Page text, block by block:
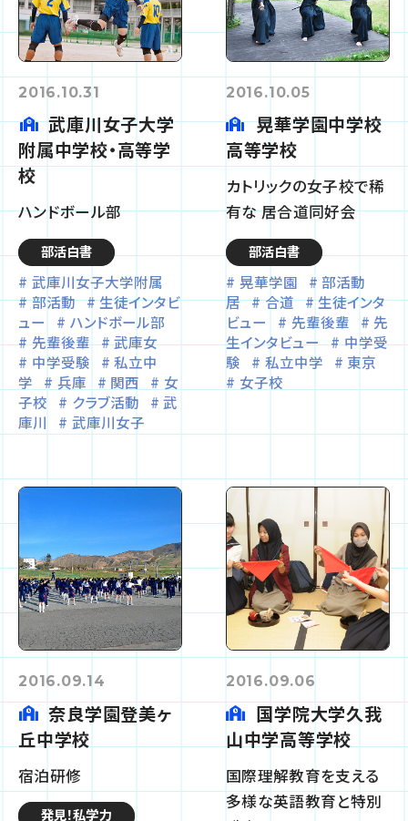
2016.10.31
武庫川女子大学
附属中学校・高等学
校
ハンドボール部
部活白書
武庫川女子大学附属
部活動
生徒インタビ
ュー
ハンドボール部
先輩後輩
武庫女
中学受験
私立中
学
兵庫 関西
女
子校
クラブ活動
武
庫川
武庫川女子
2016.10.05
晃華学園中学校
高等学校
カトリックの女子校で稀
有な 居合道同好会
部活白書
晃華学園
部活動
居
合道
生徒インタ
ビュー
先輩後輩
先
生インタビュー
中学受
験
私立中学
東京
女子校
2016.09.14
奈良学園登美ヶ
丘中学校
宿泊研修
発見！私学力
2016.09.06
国学院大学久我
山中学高等学校
国際理解教育を支える
多様な英語教育と特別